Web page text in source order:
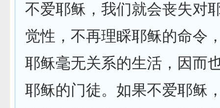
不爱耶稣，我们就会丧失对
觉性，不再理睬耶稣的命令
耶稣毫无关系的生活，因而
耶稣的门徒。如果不爱耶稣